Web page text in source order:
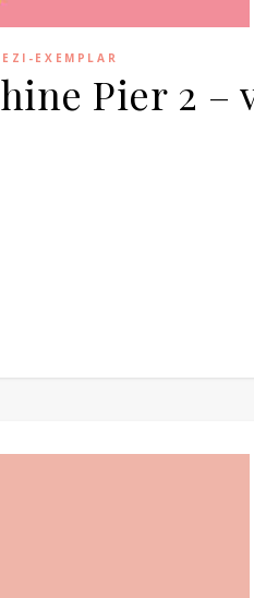
EXEMPLAR
Pier 2 –